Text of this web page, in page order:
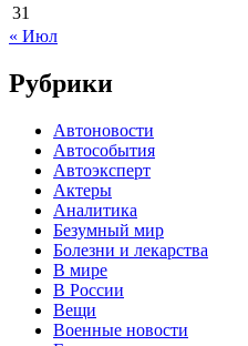
31
« Июл
Рубрики
Автоновости
Автособытия
Автоэксперт
Актеры
Аналитика
Безумный мир
Болезни и лекарства
В мире
В России
Вещи
Военные новости